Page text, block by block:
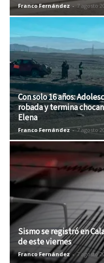
Franco Fernández - 7 agosto
Con solo 16 años:
robada y termina
Elena
Franco Fernández - 7 agosto
Sismo se registró en
de este viernes
Franco Fernández - 7 agosto